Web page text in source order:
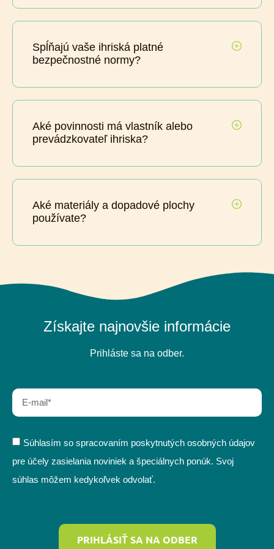
Spĺňajú vaše ihriská platné
bezpečnostné normy?
Aké povinnosti má vlastník alebo
prevádzkovateľ ihriska?
Aké materiály a dopadové plochy
používate?
Získajte najnovšie informácie
Prihláste sa na odber.
Súhlasím so spracovaním poskytnutých osobných údajov
pre účely zasielania noviniek a špeciálnych ponúk. Svoj
súhlas môžem kedykoľvek odvolať.
PRIHLÁSIŤ SA NA ODBER